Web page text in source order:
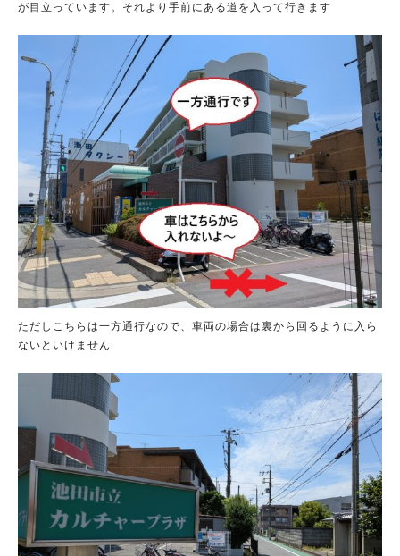
が目立っています。それより手前にある道を入って行きます
ただしこちらは一方通行なので、車両の場合は裏から回るように入ら
ないといけません